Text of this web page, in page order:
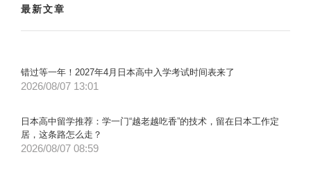
最新文章
错过等一年！2027年4月日本高中入学考试时间表来了
2026/08/07 13:01
日本高中留学推荐：学一门“越老越吃香”的技术，留在日本工作定
居，这条路怎么走？
2026/08/07 08:59